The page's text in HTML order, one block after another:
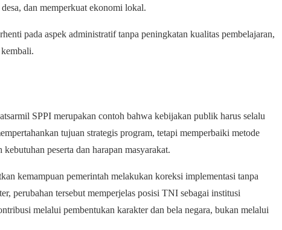
dan memperkuat ekonomi lokal.
pada aspek administratif tanpa peningkatan kualitas pembelajaran,
SPPI merupakan contoh bahwa kebijakan publik harus selalu
tujuan strategis program, tetapi memperbaiki metode
peserta dan harapan masyarakat.
kemampuan pemerintah melakukan koreksi implementasi tanpa
perubahan tersebut memperjelas posisi TNI sebagai institusi
melalui pembentukan karakter dan bela negara, bukan melalui